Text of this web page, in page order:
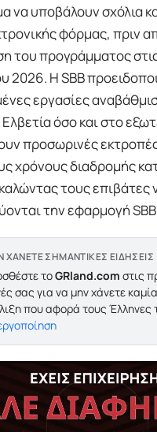
να υποβάλουν σχόλια
φόρμας, πριν
του προγράμματος
2026. Η SBB
εργασίες
όσο και στο
προσωρινές
χρόνους διαδρομής
τους επιβάτες
την εφαρμογή
ΧΑΝΕΤΕ ΣΗΜΑΝΤΙΚΕΣ ΕΙΔΗΣΕΙΣ
τοGRland.com στις
σας για να μην χάνετε
που αφορά τους Έλληνες